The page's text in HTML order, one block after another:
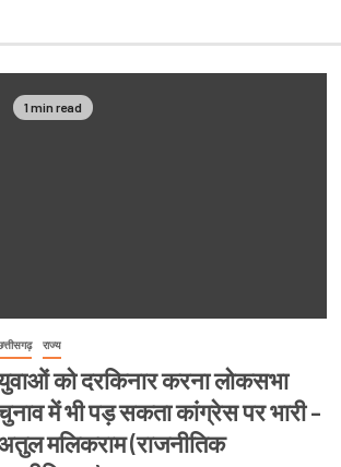
1 min read
राज्य
को दरकिनार करना लोकसभा
में भी पड़ सकता कांग्रेस पर भारी –
मलिकराम (राजनीतिक